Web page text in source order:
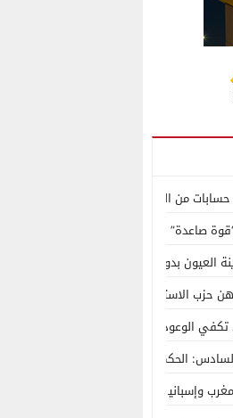
ضمن حملة رقمية منظمة حرّضت على اقتحام سبتة
صاعدة” في سوق المعادن الاستراتيجية
العيون بدون ماء؟
الاستقلال على الكفاءة ويمنح الشباب
الوعود الفارغة لصناعة الواقع؟
الحكم الذاتي هو الأساس الوحيد لحل